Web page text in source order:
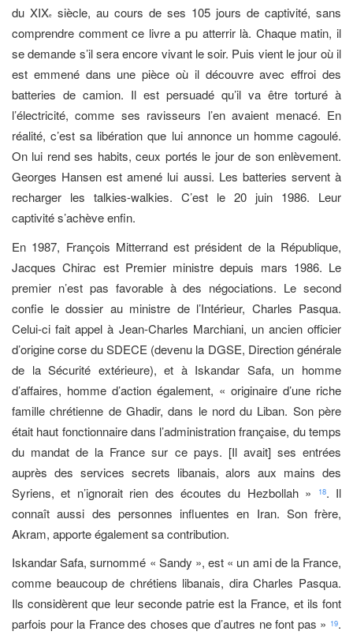
du XIXe
siècle, au cours de ses 105 jours de captivité, sans
comprendre comment ce livre a pu atterrir là. Chaque matin, il
se demande s’il sera encore vivant le soir. Puis vient le jour où il
est emmené dans une pièce où il découvre avec effroi des
batteries de camion. Il est persuadé qu’il va être torturé à
l’électricité, comme ses ravisseurs l’en avaient menacé. En
réalité, c’est sa libération que lui annonce un homme cagoulé.
On lui rend ses habits, ceux portés le jour de son enlèvement.
Georges Hansen est amené lui aussi. Les batteries servent à
recharger les talkies-walkies. C’est le 20 juin 1986. Leur
captivité s’achève enfin.
En 1987, François Mitterrand est président de la République,
Jacques Chirac est Premier ministre depuis mars 1986. Le
premier n’est pas favorable à des négociations. Le second
confie le dossier au ministre de l’Intérieur, Charles Pasqua.
Celui-ci fait appel à Jean-Charles Marchiani, un ancien officier
d’origine corse du SDECE (devenu la DGSE, Direction générale
de la Sécurité extérieure), et à Iskandar Safa, un homme
d’affaires, homme d’action également, « originaire d’une riche
famille chrétienne de Ghadir, dans le nord du Liban. Son père
était haut fonctionnaire dans l’administration française, du temps
du mandat de la France sur ce pays. [Il avait] ses entrées
auprès des services secrets libanais, alors aux mains des
Syriens, et n’ignorait rien des écoutes du Hezbollah »
18. Il
connaît aussi des personnes influentes en Iran. Son frère,
Akram, apporte également sa contribution.
Iskandar Safa, surnommé « Sandy », est « un ami de la France,
comme beaucoup de chrétiens libanais, dira Charles Pasqua.
Ils considèrent que leur seconde patrie est la France, et ils font
parfois pour la France des choses que d’autres ne font pas » 19.